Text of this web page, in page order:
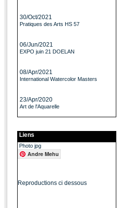
30/Oct/2021
Pratiques des Arts HS 57
06/Jun/2021
EXPO juin 21 DOELAN
08/Apr/2021
International Watercolor Masters
23/Apr/2020
Art de l'Aquarelle
Liens
Photo jpg
Andre Mehu
Reproductions ci dessous